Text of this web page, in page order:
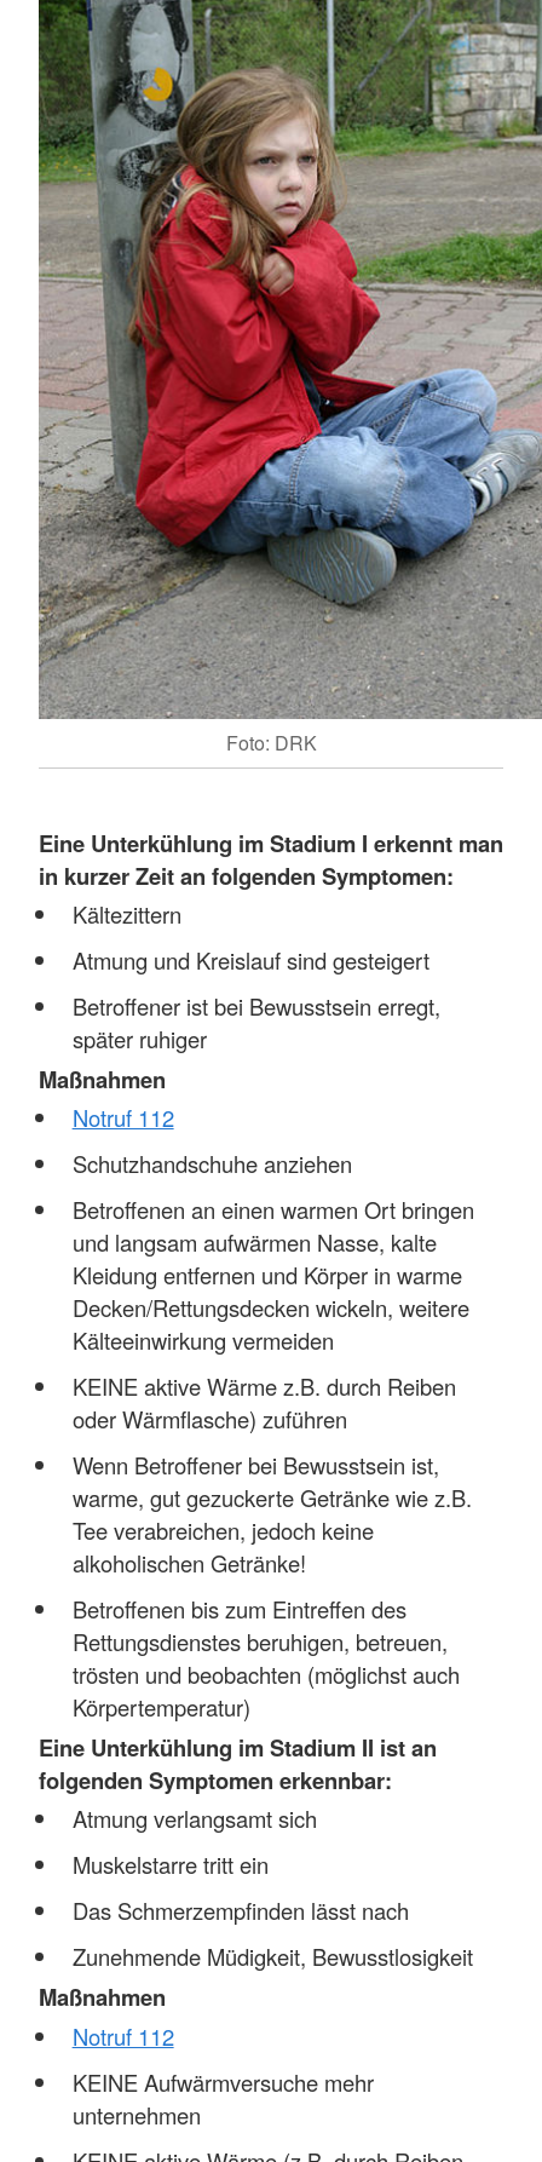
Foto: DRK
Eine Unterkühlung im Stadium I erkennt man
in kurzer Zeit an folgenden Symptomen:
Kältezittern
Atmung und Kreislauf sind gesteigert
Betroffener ist bei Bewusstsein erregt,
später ruhiger
Maßnahmen
Notruf 112
Schutzhandschuhe anziehen
Betroffenen an einen warmen Ort bringen
und langsam aufwärmen Nasse, kalte
Kleidung entfernen und Körper in warme
Decken/Rettungsdecken wickeln, weitere
Kälteeinwirkung vermeiden
KEINE aktive Wärme z.B. durch Reiben
oder Wärmflasche) zuführen
Wenn Betroffener bei Bewusstsein ist,
warme, gut gezuckerte Getränke wie z.B.
Tee verabreichen, jedoch keine
alkoholischen Getränke!
Betroffenen bis zum Eintreffen des
Rettungsdienstes beruhigen, betreuen,
trösten und beobachten (möglichst auch
Körpertemperatur)
Eine Unterkühlung im Stadium II ist an
folgenden Symptomen erkennbar:
Atmung verlangsamt sich
Muskelstarre tritt ein
Das Schmerzempfinden lässt nach
Zunehmende Müdigkeit, Bewusstlosigkeit
Maßnahmen
Notruf 112
KEINE Aufwärmversuche mehr
unternehmen